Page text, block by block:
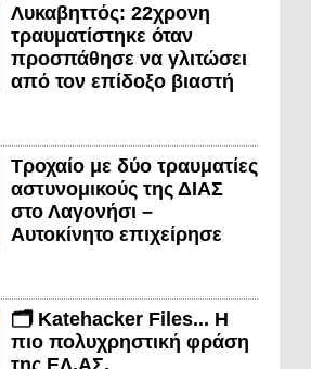
Λυκαβηττός: 22χρονη
τραυματίστηκε όταν
προσπάθησε να γλιτώσει
από τον επίδοξο βιαστή
Τροχαίο με δύο τραυματίες
αστυνομικούς της ΔΙΑΣ
στο Λαγονήσι –
Αυτοκίνητο επιχείρησε
🗂️ Katehacker Files... Η
πιο πολυχρηστική φράση
της ΕΛ.ΑΣ.